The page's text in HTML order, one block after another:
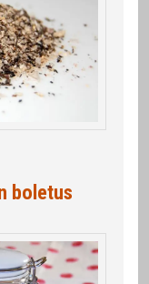
boletus